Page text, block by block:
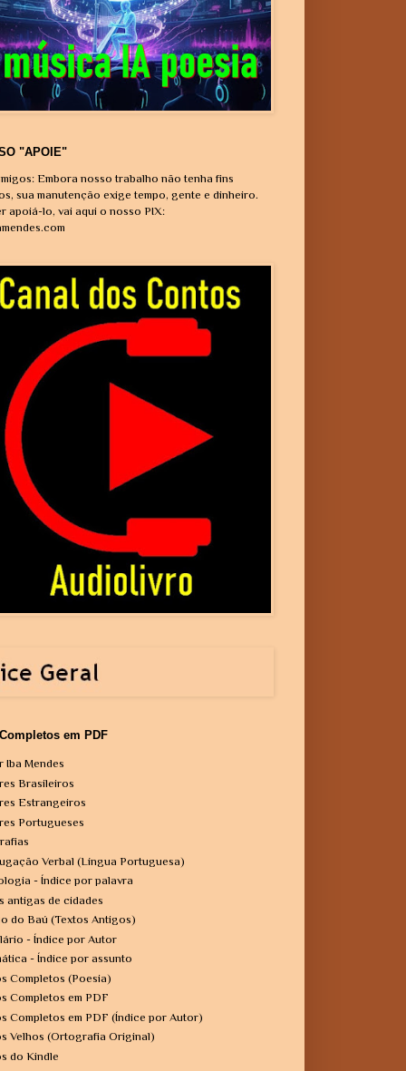
"APOIE"
Embora nosso trabalho não tenha fins
sua manutenção exige tempo, gente e dinheiro.
apoiá-lo, vai aqui o nosso PIX:
em PDF
Iba Mendes
Brasileiros
Estrangeiros
Portugueses
Verbal (Língua Portuguesa)
- Índice por palavra
antigas de cidades
do Baú (Textos Antigos)
- Índice por Autor
- Índice por assunto
Completos (Poesia)
Completos em PDF
Completos em PDF (Índice por Autor)
Velhos (Ortografia Original)
do Kindle